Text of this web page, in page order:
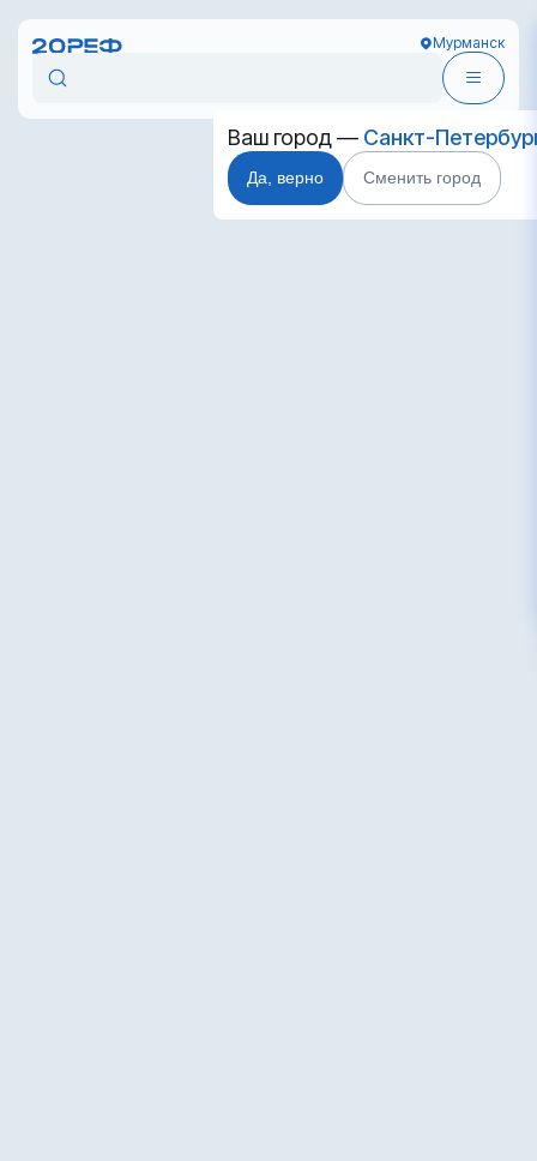
Мурманск
Ваш город — Санкт-
Да, верно Сменить город